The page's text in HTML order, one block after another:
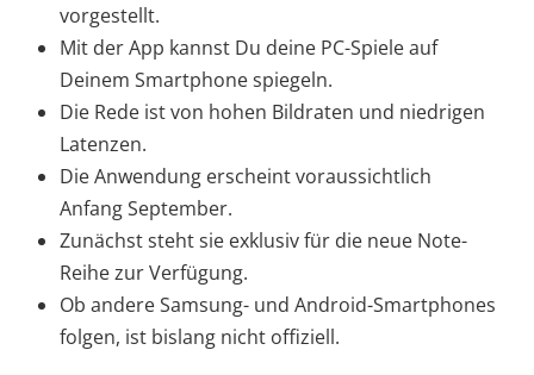
vorgestellt.
Mit der App kannst Du deine PC-Spiele auf
Deinem Smartphone spiegeln.
Die Rede ist von hohen Bildraten und niedrigen
Latenzen.
Die Anwendung erscheint voraussichtlich
Anfang September.
Zunächst steht sie exklusiv für die neue Note-
Reihe zur Verfügung.
Ob andere Samsung- und Android-Smartphones
folgen, ist bislang nicht offiziell.